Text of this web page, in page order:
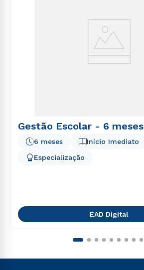
Gestão Escolar - 6 meses
Início Imediato
6 meses
Especialização
EAD Digital